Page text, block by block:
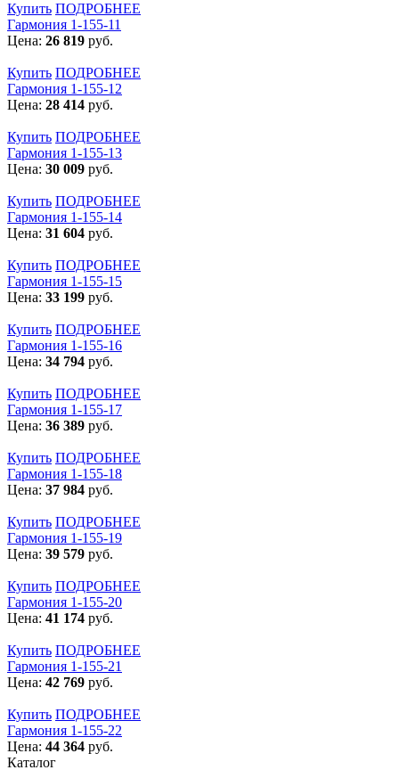
Купить ПОДРОБНЕЕ
Гармония 1-155-11
Цена: 26 819 руб.
Купить ПОДРОБНЕЕ
Гармония 1-155-12
Цена: 28 414 руб.
Купить ПОДРОБНЕЕ
Гармония 1-155-13
Цена: 30 009 руб.
Купить ПОДРОБНЕЕ
Гармония 1-155-14
Цена: 31 604 руб.
Купить ПОДРОБНЕЕ
Гармония 1-155-15
Цена: 33 199 руб.
Купить ПОДРОБНЕЕ
Гармония 1-155-16
Цена: 34 794 руб.
Купить ПОДРОБНЕЕ
Гармония 1-155-17
Цена: 36 389 руб.
Купить ПОДРОБНЕЕ
Гармония 1-155-18
Цена: 37 984 руб.
Купить ПОДРОБНЕЕ
Гармония 1-155-19
Цена: 39 579 руб.
Купить ПОДРОБНЕЕ
Гармония 1-155-20
Цена: 41 174 руб.
Купить ПОДРОБНЕЕ
Гармония 1-155-21
Цена: 42 769 руб.
Купить ПОДРОБНЕЕ
Гармония 1-155-22
Цена: 44 364 руб.
Каталог